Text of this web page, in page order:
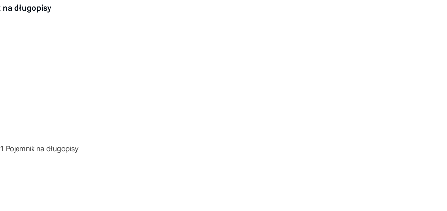
na długopisy
Pojemnik na długopisy